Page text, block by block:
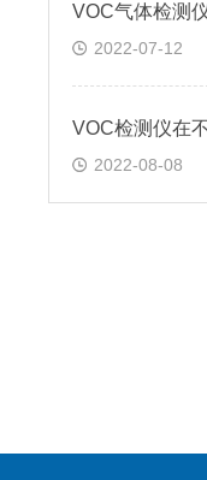
VOC气体检测
2022-07-12
2022-08-08